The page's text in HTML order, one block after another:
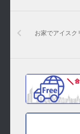
お家でアイスク